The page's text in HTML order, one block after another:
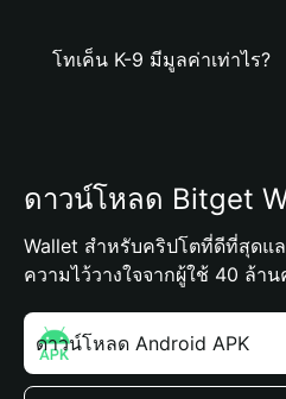
โทเค็น K-9 มีมูลค่าเท่าไร?
ดาวน์โหลด Bitget
Wallet สำหรับคริปโตที่ดีที่สุดแ
ความไว้วางใจจากผู้ใช้ 40 ล้า
ดาวน์โหลด Android APK